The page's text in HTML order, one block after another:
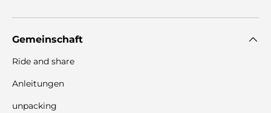
Gemeinschaft
Ride and share
Anleitungen
unpacking